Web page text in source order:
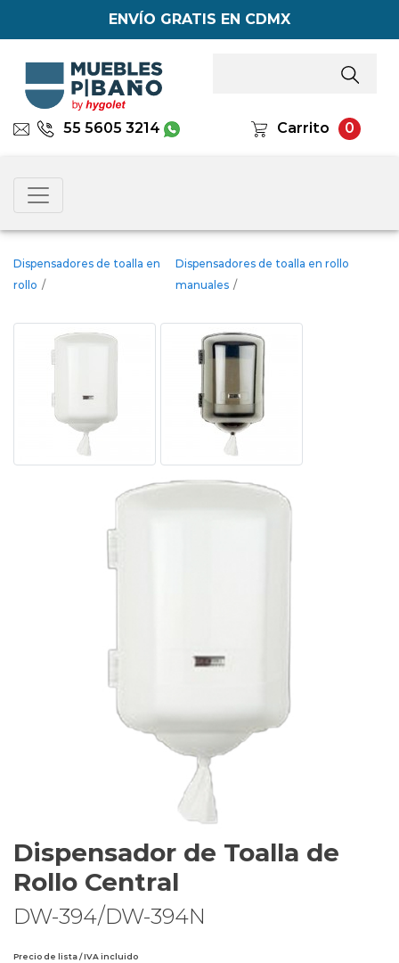
ENVÍO GRATIS EN CDMX
55 5605 3214 Carrito 0
Dispensadores de toalla en
rollo /
Dispensadores de toalla en rollo
manuales /
Dispensador de Toalla de
Rollo Central
DW-394/DW-394N
Precio de lista / IVA incluido